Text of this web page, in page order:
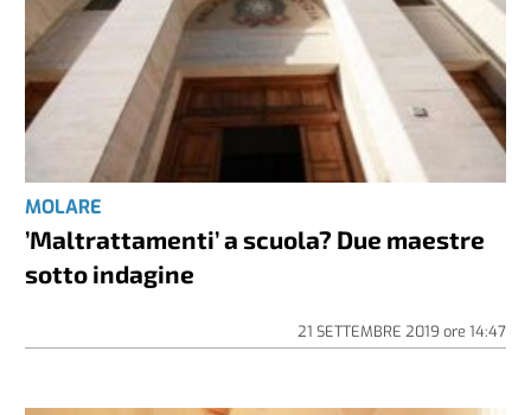
MOLARE
’Maltrattamenti’ a scuola? Due maestre
sotto indagine
21 SETTEMBRE 2019 ore 14:47